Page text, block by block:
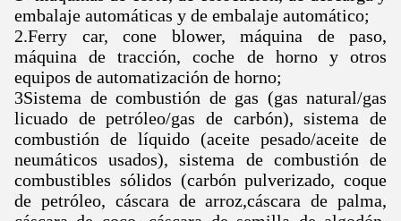
embalaje automáticas y de embalaje automático;
2.Ferry car, cone blower, máquina de paso,
máquina de tracción, coche de horno y otros
equipos de automatización de horno;
3Sistema de combustión de gas (gas natural/gas
licuado de petróleo/gas de carbón), sistema de
combustión de líquido (aceite pesado/aceite de
neumáticos usados), sistema de combustión de
combustibles sólidos (carbón pulverizado, coque
de petróleo, cáscara de arroz,cáscara de palma,